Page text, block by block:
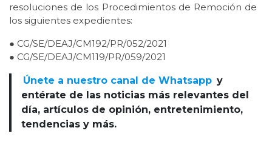
resoluciones de los Procedimientos de Remoción de
los siguientes expedientes:
● CG/SE/DEAJ/CM192/PR/052/2021
● CG/SE/DEAJ/CM119/PR/059/2021
Únete a nuestro canal de Whatsapp y
entérate de las noticias más relevantes del
día, artículos de opinión, entretenimiento,
tendencias y más.